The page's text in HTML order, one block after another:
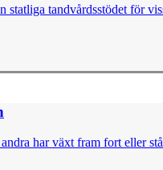
statliga tandvårdsstödet för
har växt fram fort eller